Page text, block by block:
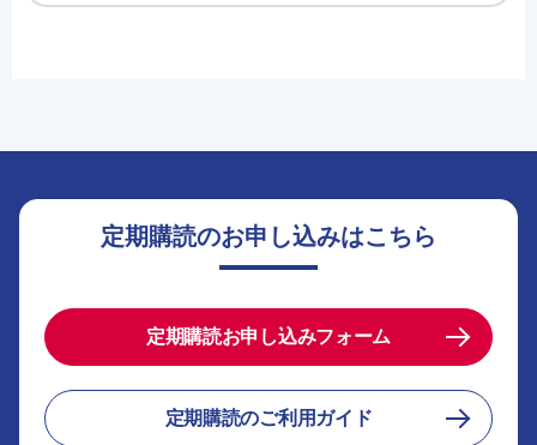
定期購読のお申し込みはこちら
定期購読お申し込みフォーム
定期購読のご利用ガイド